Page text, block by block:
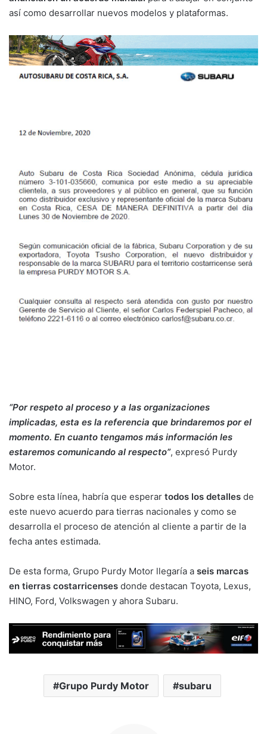
así como desarrollar nuevos modelos y plataformas.
“Por respeto al proceso y a las organizaciones
implicadas, esta es la referencia que brindaremos por el
momento. En cuanto tengamos más información les
estaremos comunicando al respecto”, expresó Purdy
Motor.
Sobre esta línea, habría que esperar todos los detalles de
este nuevo acuerdo para tierras nacionales y como se
desarrolla el proceso de atención al cliente a partir de la
fecha antes estimada.
De esta forma, Grupo Purdy Motor llegaría a seis marcas
en tierras costarricenses donde destacan Toyota, Lexus,
HINO, Ford, Volkswagen y ahora Subaru.
Grupo Purdy Motor subaru